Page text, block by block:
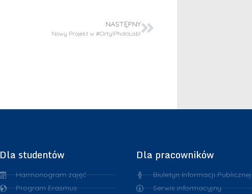
NASTĘPNY
Nowy Projekt w #OrtylPhotoLab!
Dla studentów
Harmonogram zajęć
Program Erasmus
Dla pracowników
Biuletyn Informacji Publicznej
Serwis informacyjny